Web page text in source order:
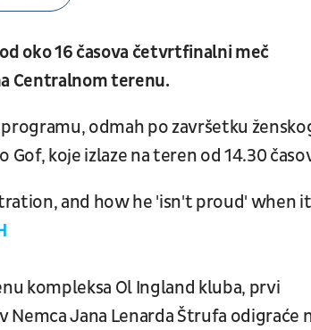
oko 16 časova četvrtfinalni meč
Centralnom terenu.
odmah po završetku
Gof, koje izlaze na teren od 14.30
and how he 'isn't proud' when it
kompleksa Ol Ingland kluba, prvi
Jana Lenarda Štrufa odigraće